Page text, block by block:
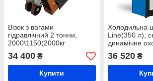
Візок з вагами
гідравлічний 2 тонни,
2000\1150(2000кг
вантажопідйомність) ВПД-
РКН-2т, рокла
34 400 ₴
Купити
Холодильна
Line(350 л),
динамічне
36 520₴